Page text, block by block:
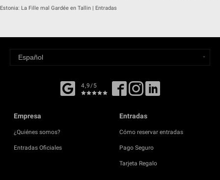
Estonia: La Fille mal Gardée en Tallin | Entradas
4,9/5
Empresa
¿Quiénes somos?
Entradas Oficiales
Entradas
Cómo reservar entradas
Pago Seguro
Tarjeta Regalo